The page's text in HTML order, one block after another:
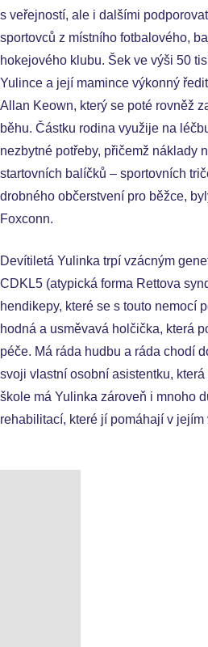
s veřejností, ale i dalšími
sportovců z místního fotbalového,
hokejového klubu. Šek ve výši 50
Yulince a její mamince výkonný
Allan Keown, který se poté rovněž
běhu. Částku rodina využije na
nezbytné potřeby, přičemž náklady
startovních balíčků – sportovních
drobného občerstvení pro běžce,
Foxconn.
Devítiletá Yulinka trpí vzácným
CDKL5 (atypická forma Rettova
hendikepy, které se s touto nemocí
hodná a usměvavá holčička, která
péče. Má ráda hudbu a ráda chodí
svoji vlastní osobní asistentku,
škole má Yulinka zároveň i mnoho
rehabilitací, které jí pomáhají v jejím